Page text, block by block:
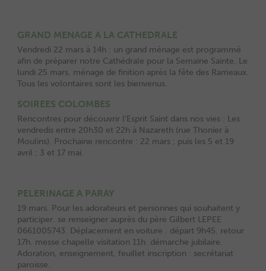
GRAND MENAGE A LA CATHEDRALE
Vendredi 22 mars à 14h : un grand ménage est programmé
afin de préparer notre Cathédrale pour la Semaine Sainte. Le
lundi 25 mars, ménage de finition après la fête des Rameaux.
Tous les volontaires sont les bienvenus.
SOIREES COLOMBES
Rencontres pour découvrir l’Esprit Saint dans nos vies : Les
vendredis entre 20h30 et 22h à Nazareth (rue Thonier à
Moulins). Prochaine rencontre : 22 mars ; puis les 5 et 19
avril ; 3 et 17 mai.
PELERINAGE A PARAY
19 mars. Pour les adorateurs et personnes qui souhaitent y
participer. se renseigner auprès du père Gilbert LEPEE
0661005743. Déplacement en voiture . départ 9h45. retour
17h. messe chapelle visitation 11h. démarche jubilaire.
Adoration, enseignement, feuillet inscription : secrétariat
paroisse.